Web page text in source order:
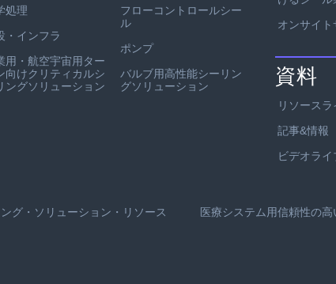
処理
・インフラ
用・航空宇宙用ター
向けクリティカルシ
ングソリューション
フローコントロールシー
ル
ポンプ
バルブ用高性能シーリン
グソリューション
オンサイト
資料
リソースラ
記事&情報
ビデオライ
グ・ソリューション・リソース 医療システム用信頼性の